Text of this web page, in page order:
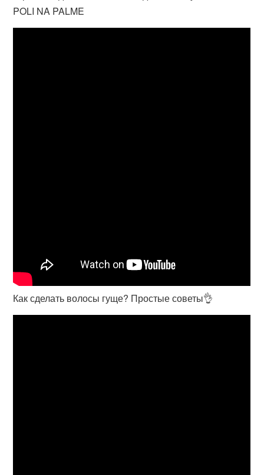
POLI NA PALME
Как сделать волосы гуще? Простые советы👌